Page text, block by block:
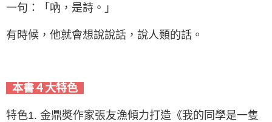
一句：「吶，是詩。」
有時候，他就會想說說話，說人類的話。
本書４大特色
特色1. 金鼎奬作家張友漁傾力打造《我的同學是一隻